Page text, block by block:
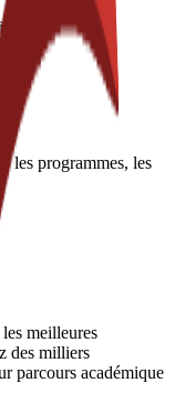
les programmes, les
meilleures
des milliers
parcours académique